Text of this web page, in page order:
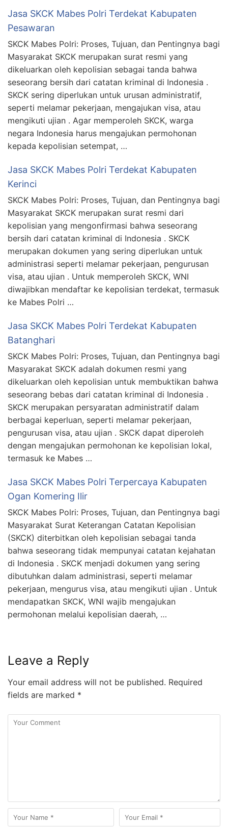
Jasa SKCK Mabes Polri Terdekat Kabupaten
Pesawaran
SKCK Mabes Polri: Proses, Tujuan, dan Pentingnya bagi
Masyarakat SKCK merupakan surat resmi yang
dikeluarkan oleh kepolisian sebagai tanda bahwa
seseorang bersih dari catatan kriminal di Indonesia .
SKCK sering diperlukan untuk urusan administratif,
seperti melamar pekerjaan, mengajukan visa, atau
mengikuti ujian . Agar memperoleh SKCK, warga
negara Indonesia harus mengajukan permohonan
kepada kepolisian setempat, …
Jasa SKCK Mabes Polri Terdekat Kabupaten
Kerinci
SKCK Mabes Polri: Proses, Tujuan, dan Pentingnya bagi
Masyarakat SKCK merupakan surat resmi dari
kepolisian yang mengonfirmasi bahwa seseorang
bersih dari catatan kriminal di Indonesia . SKCK
merupakan dokumen yang sering diperlukan untuk
administrasi seperti melamar pekerjaan, pengurusan
visa, atau ujian . Untuk memperoleh SKCK, WNI
diwajibkan mendaftar ke kepolisian terdekat, termasuk
ke Mabes Polri …
Jasa SKCK Mabes Polri Terdekat Kabupaten
Batanghari
SKCK Mabes Polri: Proses, Tujuan, dan Pentingnya bagi
Masyarakat SKCK adalah dokumen resmi yang
dikeluarkan oleh kepolisian untuk membuktikan bahwa
seseorang bebas dari catatan kriminal di Indonesia .
SKCK merupakan persyaratan administratif dalam
berbagai keperluan, seperti melamar pekerjaan,
pengurusan visa, atau ujian . SKCK dapat diperoleh
dengan mengajukan permohonan ke kepolisian lokal,
termasuk ke Mabes …
Jasa SKCK Mabes Polri Terpercaya Kabupaten
Ogan Komering Ilir
SKCK Mabes Polri: Proses, Tujuan, dan Pentingnya bagi
Masyarakat Surat Keterangan Catatan Kepolisian
(SKCK) diterbitkan oleh kepolisian sebagai tanda
bahwa seseorang tidak mempunyai catatan kejahatan
di Indonesia . SKCK menjadi dokumen yang sering
dibutuhkan dalam administrasi, seperti melamar
pekerjaan, mengurus visa, atau mengikuti ujian . Untuk
mendapatkan SKCK, WNI wajib mengajukan
permohonan melalui kepolisian daerah, …
Leave a Reply
Your email address will not be published. Required
fields are marked *